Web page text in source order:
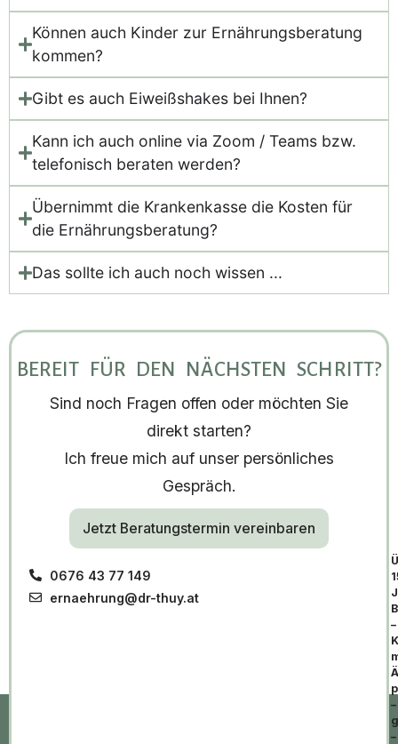
Können auch Kinder zur Ernährungsberatung
kommen?
Gibt es auch Eiweißshakes bei Ihnen?
Kann ich auch online via Zoom / Teams bzw.
telefonisch beraten werden?
Übernimmt die Krankenkasse die Kosten für
die Ernährungsberatung?
Das sollte ich auch noch wissen ...
BEREIT FÜR DEN NÄCHSTEN SCHRITT?
Sind noch Fragen offen oder möchten Sie
direkt starten?
Ich freue mich auf unser persönliches
Gespräch.
Jetzt Beratungstermin vereinbaren
0676 43 77 149
ernaehrung@dr-thuy.at
–
–
–